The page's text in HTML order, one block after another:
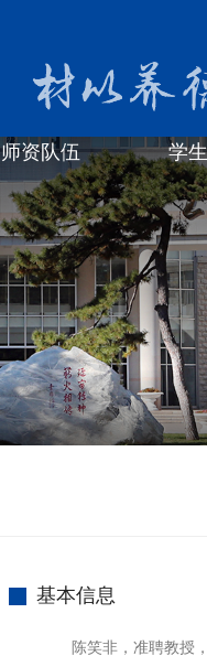
师资队伍 学
基本信息
陈笑非，准聘教授，